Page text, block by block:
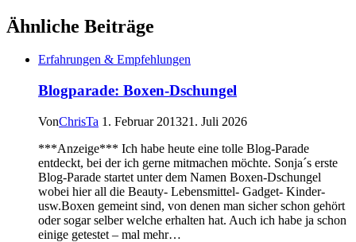
Ähnliche Beiträge
Erfahrungen & Empfehlungen
Blogparade: Boxen-Dschungel
VonChrisTa 1. Februar 201321. Juli 2026
***Anzeige*** Ich habe heute eine tolle Blog-Parade
entdeckt, bei der ich gerne mitmachen möchte. Sonja´s erste
Blog-Parade startet unter dem Namen Boxen-Dschungel
wobei hier all die Beauty- Lebensmittel- Gadget- Kinder-
usw.Boxen gemeint sind, von denen man sicher schon gehört
oder sogar selber welche erhalten hat. Auch ich habe ja schon
einige getestet – mal mehr…